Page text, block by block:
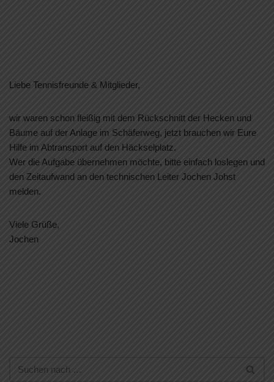
Liebe Tennisfreunde & Mitglieder,
wir waren schon fleißig mit dem Rückschnitt der Hecken und
Bäume auf der Anlage im Schäferweg, jetzt brauchen wir Eure
Hilfe im Abtransport auf den Häckselplatz.
Wer die Aufgabe übernehmen möchte, bitte einfach loslegen und
den Zeitaufwand an den technischen Leiter Jochen Johst
melden.
Viele Grüße,
Jochen